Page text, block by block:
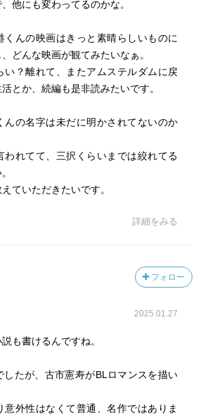
他にも変わってるのかな。
くんの映画はきっと素晴らしいものに
どんな映画が観てみたいなぁ。
い？離れて、またアムステルダムに戻
とか、続編も是非読みたいです。
んの名字は未だに明かされてないのか
われてて、三択くらいまでは絞れてる
ていただきたいです。
詳細をみる
フォロー
2025.01.27
も書けるんですね。
したが、古市憲寿がBLロマンスを描い
意外性はなくて普通、名作ではありま